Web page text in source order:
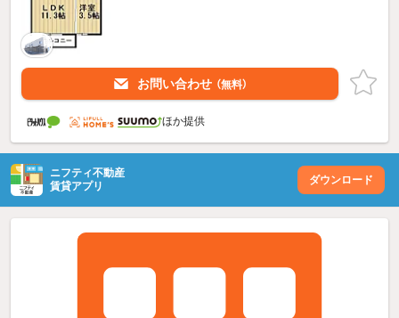
お問い合わせ （無料）
ほか提供
ニフティ不動産
賃貸アプリ
ダウンロード